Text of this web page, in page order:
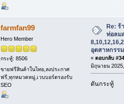
farmfan99
Hero Member
กระทู้: 8506
ขายฟรีสินค้าในไทย,ลงประกาศ
ฟรี,ทุกหมวดหมู่,เวบบอร์ดรองรับ
SEO
Re: ร้
ท่อลม
อุตสาหกรร
« ตอบกลับ
มิถุนายน
ดันกระทู้